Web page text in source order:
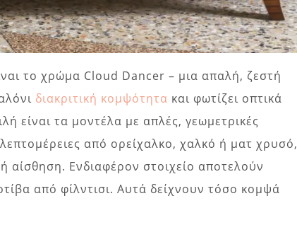
το χρώμα Cloud Dancer – μια απαλή, ζεστή
διακριτική κομψότητα και φωτίζει οπτικά
είναι τα μοντέλα με απλές, γεωμετρικές
από ορείχαλκο, χαλκό ή ματ χρυσό,
αίσθηση. Ενδιαφέρον στοιχείο αποτελούν
από φίλντισι. Αυτά δείχνουν τόσο κομψά